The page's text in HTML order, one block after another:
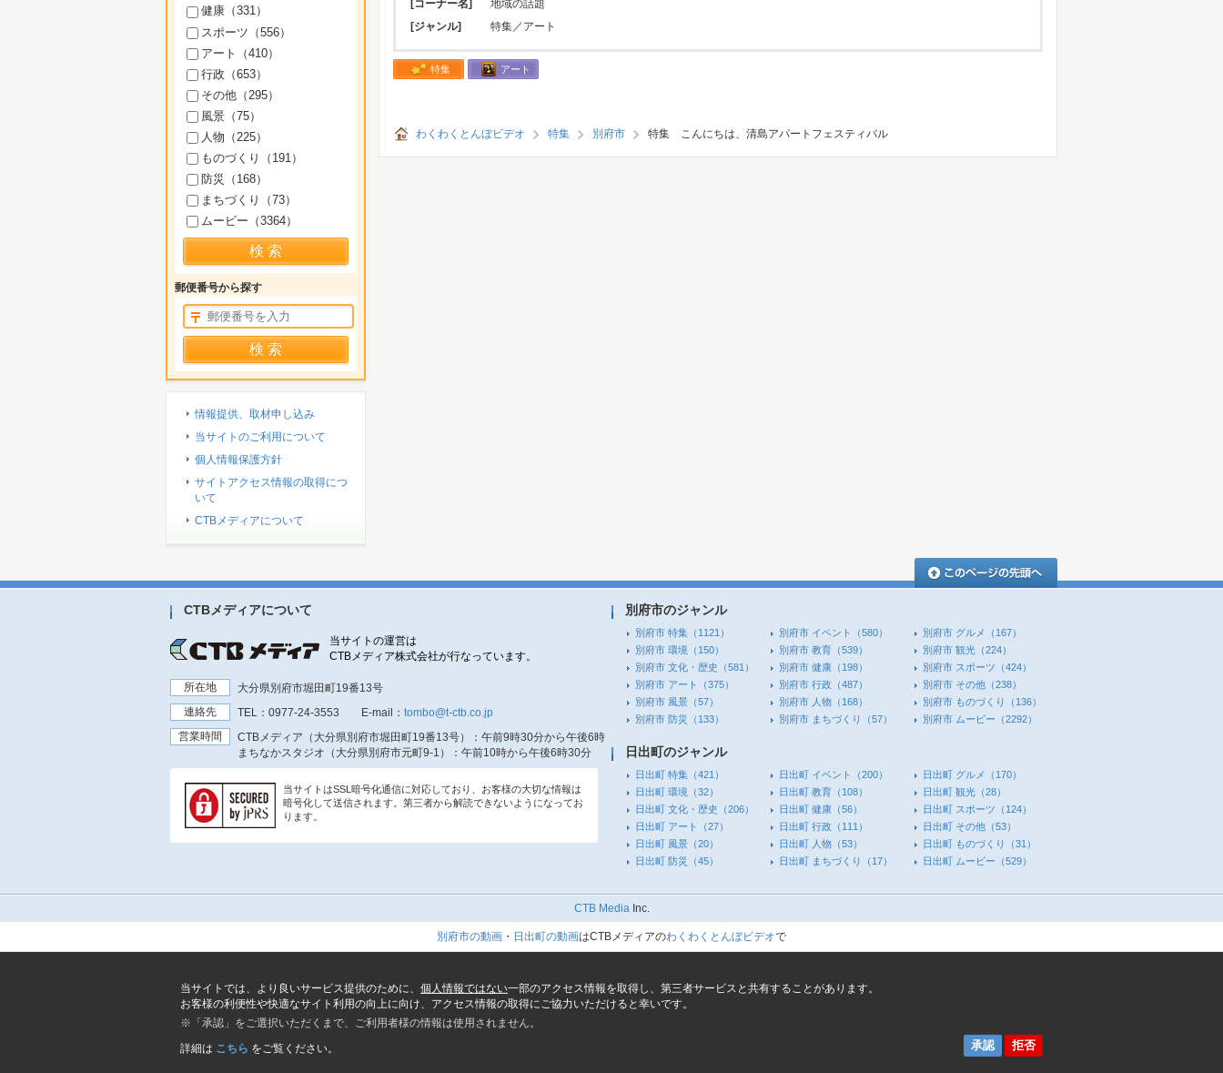
[コーナー名]
地域の話題
[ジャンル]
特集／アート
特集 アート
わくわくとんぼビデオ 特集 別府市 特集 こんにちは、清島アパートフェスティバル
健康（331）
スポーツ（556）
アート（410）
行政（653）
その他（ 295）
風景（75）
人物（ 225）
ものづくり（ 191 ）
防災（ 168）
まちづくり（73）
ムービー（3364）
郵便番号から探す
情報提供、取材申し込み
当サイトのご利用について
個人情報保護方針
サイトアクセス情報の取得につ
いて
CTBメディアについて
CTBメディアについて
当サイトの運営は
CTBメディア株式会社が行なっています。
所在地
大分県別府市堀田町19番13号
連絡先
TEL： 0977-24-3553 E-mail： tombo@t-ctb.co.jp
営業時間
CTBメディア（大分県別府市堀田町19番13号）
：午前9時30分から午後6時
まちなかスタジオ（大分県別府市元町9-1）
：午前10時から午後6時30分
当サイトはSSL暗号化通信に対応しており、お客様の大切な情報は
暗号化して送信されます。第三者から解読できないようになってお
ります。
別府市のジャンル
別府市 特集 （1121） 別府市 イベント （580） 別府市 グルメ
（167）
別府市 環境 （150） 別府市 教育 （539） 別府市 観光 （224）
別府市 文化・歴史 （581） 別府市 健康 （198） 別府市 スポーツ （424）
別府市 アート
（375） 別府市 行政 （487） 別府市 その他 （238）
別府市 風景 （57） 別府市 人物 （168） 別府市 ものづくり
（136）
別府市 防災
（133） 別府市 まちづくり （57） 別府市 ムービー （2292）
日出町のジャンル
日出町 特集 （421） 日出町 イベント （200） 日出町 グルメ
（170）
日出町 環境 （32） 日出町 教育 （108） 日出町 観光 （28）
日出町 文化・歴史 （206） 日出町 健康 （56） 日出町 スポーツ （124）
日出町 アート
（27） 日出町 行政 （111） 日出町 その他 （53）
日出町 風景 （20） 日出町 人物 （53） 日出町 ものづくり
（31）
日出町 防災
（45） 日出町 まちづくり （17） 日出町 ムービー （529）
CTB MediaInc.
別府市の動画 ・ 日出町の動画はCTBメディアのわくわくとんぼビデオで
当サイトでは、より良いサービス提供のために、 個人情報ではない一部のアクセス情報を取得し、第三者サービスと共有することがあります。
お客様の利便性や快適なサイト利用の向上に向け、アクセス情報の取得にご協力いただけると幸いです。
※「承認」をご選択いただくまで、ご利用者様の情報は使用されません。
詳細は こちら をご覧ください。